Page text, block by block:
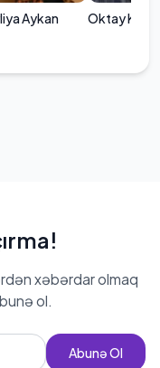
Aykan Oktay
xəbərdar olmaq
ol.
Abunə Ol